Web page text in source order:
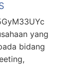
yang
bidang